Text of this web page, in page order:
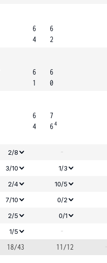
6
4
6
2
6
1
6
0
6
4
7
64
2/8 -
3/10
1/3
2/4
10/5
7/10
0/2
2/5
0/1
1/5
-
18/43 11/12